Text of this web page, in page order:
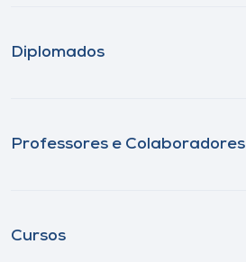
Diplomados
Professores e Colaboradores
Cursos